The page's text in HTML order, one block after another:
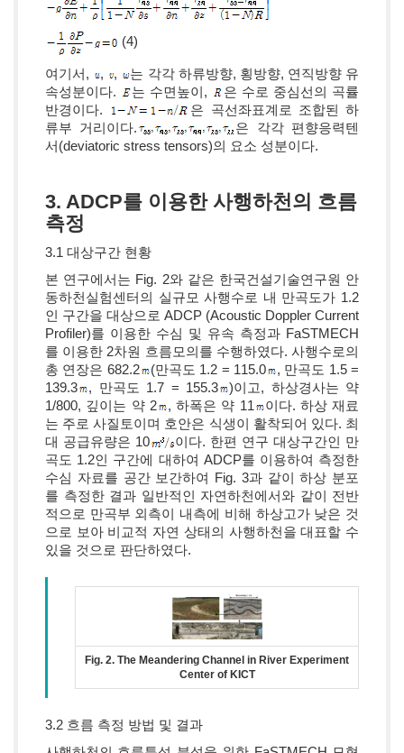
(4)
여기서, , ,
는 각각 하류방향, 횡방향, 연직방향 유
속성분이다.
는 수면높이,
은 수로 중심선의 곡률
반경이다.
은 곡선좌표계로 조합된 하
류부 거리이다.
은 각각 편향응력텐
서(deviatoric stress tensors)의 요소 성분이다.
3. ADCP를 이용한 사행하천의 흐름
측정
3.1 대상구간 현황
본 연구에서는 Fig. 2와 같은 한국건설기술연구원 안
동하천실험센터의 실규모 사행수로 내 만곡도가 1.2
인 구간을 대상으로 ADCP (Acoustic Doppler Current
Profiler)를 이용한 수심 및 유속 측정과 FaSTMECH
를 이용한 2차원 흐름모의를 수행하였다. 사행수로의
총 연장은 682.2
(만곡도 1.2 = 115.0
, 만곡도 1.5 =
139.3
, 만곡도 1.7 = 155.3
)이고, 하상경사는 약
1/800, 깊이는 약 2
, 하폭은 약 11
이다. 하상 재료
는 주로 사질토이며 호안은 식생이 활착되어 있다. 최
대 공급유량은 10
이다. 한편 연구 대상구간인 만
곡도 1.2인 구간에 대하여 ADCP를 이용하여 측정한
수심 자료를 공간 보간하여 Fig. 3과 같이 하상 분포
를 측정한 결과 일반적인 자연하천에서와 같이 전반
적으로 만곡부 외측이 내측에 비해 하상고가 낮은 것
으로 보아 비교적 자연 상태의 사행하천을 대표할 수
있을 것으로 판단하였다.
Fig. 2. The Meandering Channel in River Experiment
Center of KICT
3.2 흐름 측정 방법 및 결과